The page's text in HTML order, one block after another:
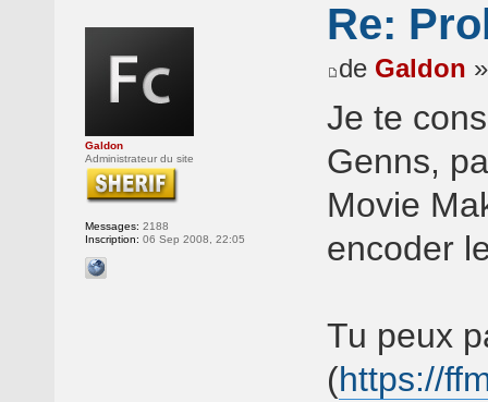
Galdon
Administrateur du site
Messages: 2188
Inscription: 06 Sep 2008, 22:05
Re:
de Galdon
Je te
Genns,
Movie
encoder
Tu peux
(https://